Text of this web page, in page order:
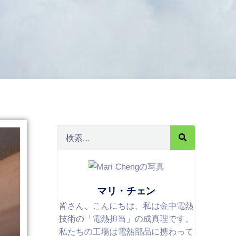
マリ・チェン
皆さん、こんにちは、私は金中電熱
技術の「電熱担当」の成真理です。
私たちの工場は電熱部品に携わって